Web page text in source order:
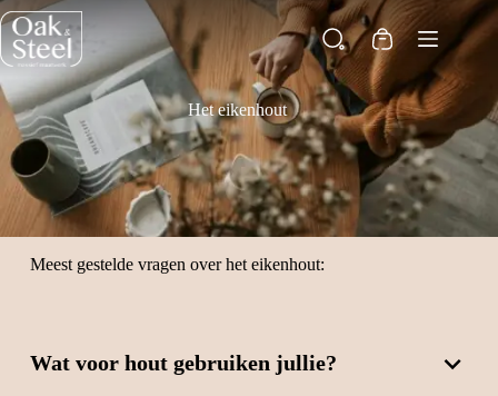
Ga
naar
de
inhoud
Winkelwagen
Het eikenhout
Meest gestelde vragen over het eikenhout:
Wat voor hout gebruiken jullie?